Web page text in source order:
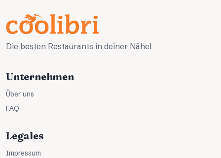
Die besten Restaurants in deiner Nähe!
Unternehmen
Über uns
FAQ
Legales
Impressum